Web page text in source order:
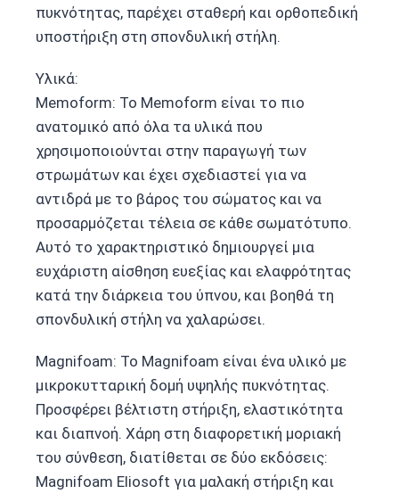
πυκνότητας, παρέχει σταθερή και ορθοπεδική
υποστήριξη στη σπονδυλική στήλη.
Υλικά:
Memoform: Το Memoform είναι το πιο
ανατομικό από όλα τα υλικά που
χρησιμοποιούνται στην παραγωγή των
στρωμάτων και έχει σχεδιαστεί για να
αντιδρά με το βάρος του σώματος και να
προσαρμόζεται τέλεια σε κάθε σωματότυπο.
Αυτό το χαρακτηριστικό δημιουργεί μια
ευχάριστη αίσθηση ευεξίας και ελαφρότητας
κατά την διάρκεια του ύπνου, και βοηθά τη
σπονδυλική στήλη να χαλαρώσει.
Magnifoam: Το Magnifoam είναι ένα υλικό με
μικροκυτταρική δομή υψηλής πυκνότητας.
Προσφέρει βέλτιστη στήριξη, ελαστικότητα
και διαπνοή. Χάρη στη διαφορετική μοριακή
του σύνθεση, διατίθεται σε δύο εκδόσεις:
Magnifoam Eliosoft για μαλακή στήριξη και